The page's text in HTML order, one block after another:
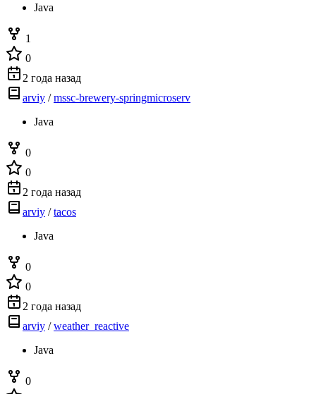
Java
1
0
2 года назад
arviy /mssc-brewery-springmicroserv
Java
0
0
2 года назад
arviy /tacos
Java
0
0
2 года назад
arviy /weather_reactive
Java
0